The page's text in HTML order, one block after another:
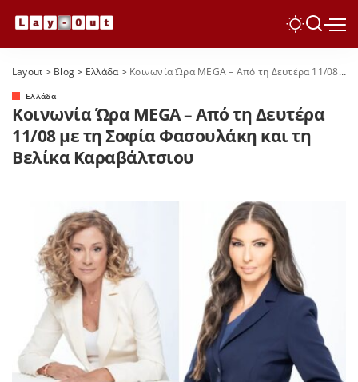
Layout > Blog> Ελλάδα> Κοινωνία Ώρα MEGA – Από τη Δευτέρα 11/08 με τη Σοφία Φασουλάκη και τη Βελίκα Καραβάλτσιου
Ελλάδα
Κοινωνία Ώρα MEGA – Από τη Δευτέρα
11/08 με τη Σοφία Φασουλάκη και τη
Βελίκα Καραβάλτσιου